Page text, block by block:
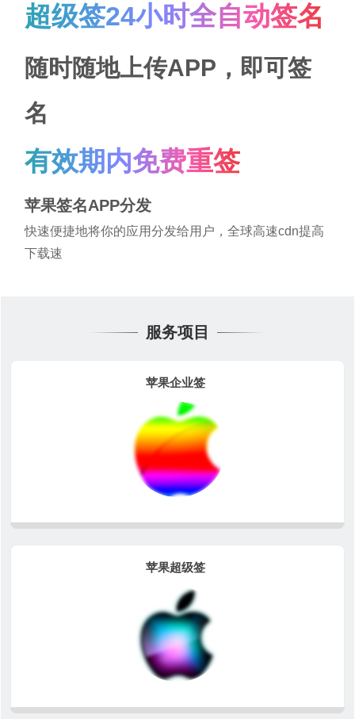
超级签24小时全自动签名
随时随地上传APP，即可签
名
有效期内免费重签
苹果签名APP分发
快速便捷地将你的应用分发给用户，全球高速cdn提高
下载速
服务项目
苹果企业签
苹果超级签